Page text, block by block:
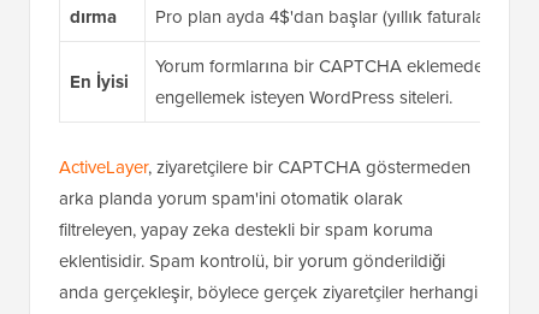
dırma
Pro plan ayda 4$'dan başlar (yıllık faturalandırılır)
En İyisi
Yorum formlarına bir CAPTCHA eklemeden
engellemek isteyen WordPress siteleri.
ActiveLayer, ziyaretçilere bir CAPTCHA göstermeden
arka planda yorum spam'ini otomatik olarak
filtreleyen, yapay zeka destekli bir spam koruma
eklentisidir. Spam kontrolü, bir yorum gönderildiği
anda gerçekleşir, böylece gerçek ziyaretçiler herhangi